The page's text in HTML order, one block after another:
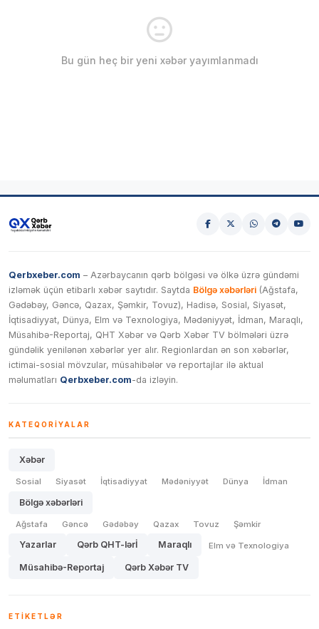
Bu gün heç bir yeni xəbər yayımlanmadı
Qerbxeber.com – Azərbaycanın qərb bölgəsi və ölkə üzrə gündəmi
izləmək üçün etibarlı xəbər saytıdır. Saytda Bölgə xəbərləri (Ağstafa,
Gədəbəy, Gəncə, Qazax, Şəmkir, Tovuz), Hadisə, Sosial, Siyasət,
İqtisadiyyat, Dünya, Elm və Texnologiya, Mədəniyyət, İdman, Maraqlı,
Müsahibə-Reportaj, QHT Xəbər və Qərb Xəbər TV bölmələri üzrə
gündəlik yenilənən xəbərlər yer alır. Regionlardan ən son xəbərlər,
ictimai-sosial mövzular, müsahibələr və reportajlar ilə aktual
məlumatları Qerbxeber.com-da izləyin.
KATEQORIYALAR
Xəbər
Sosial Siyasət İqtisadiyyat Mədəniyyət Dünya İdman
Bölgə xəbərləri
Ağstafa Gəncə Gədəbəy Qazax Tovuz Şəmkir
Yazarlar Qərb QHT-lərİ Maraqlı Elm və Texnologiya
Müsahibə-Reportaj Qərb Xəbər TV
ETIKETLƏR